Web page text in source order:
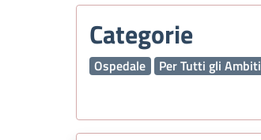
Categorie
Ospedale Per Tutti gli Ambiti